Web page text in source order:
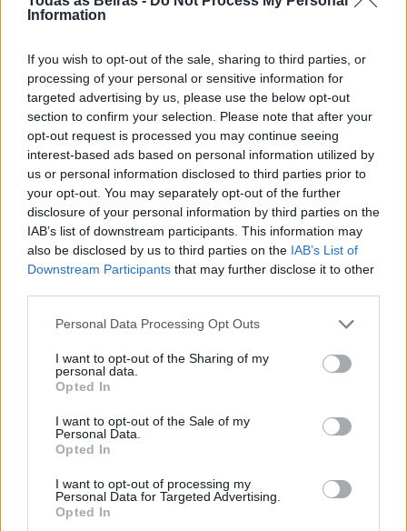
Information
If you wish to opt-out of the sale, sharing to third parties, or
processing of your personal or sensitive information for
targeted advertising by us, please use the below opt-out
section to confirm your selection. Please note that after your
opt-out request is processed you may continue seeing
interest-based ads based on personal information utilized by
us or personal information disclosed to third parties prior to
your opt-out. You may separately opt-out of the further
disclosure of your personal information by third parties on the
IAB’s list of downstream participants. This information may
also be disclosed by us to third parties on the IAB’s List of
Downstream Participants that may further disclose it to other
Personal Data Processing Opt Outs
I want to opt-out of the Sharing of my
personal data.
Opted In
I want to opt-out of the Sale of my
Personal Data.
Opted In
I want to opt-out of processing my
Personal Data for Targeted Advertising.
Opted In
o “3º Open de Ténis Aldeia de São Sebastião”,
prémios monetários entregou».
Artigo anterior
No ano em que há menos
novos alunos no Politécnico
Próximo artigo
Politécnico de Viseu acolhe